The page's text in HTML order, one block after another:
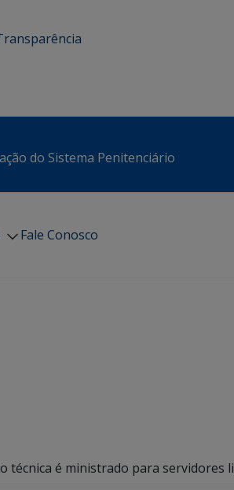
do Sistema Penitenciário
Fale Conosco
técnica é ministrado para servidores